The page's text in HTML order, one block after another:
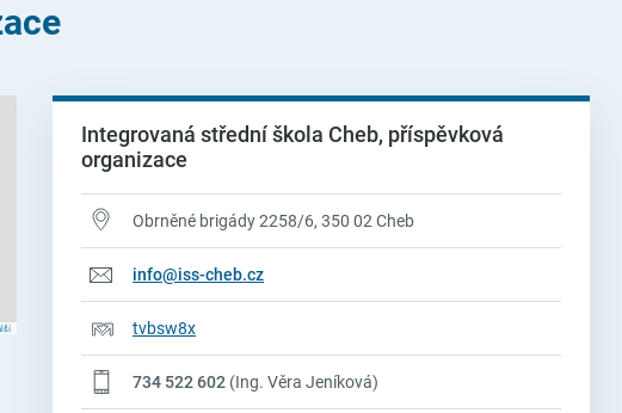
Integrovaná střední škola Cheb, příspěvková
organizace
Obrněné brigády 2258/6, 350 02 Cheb
info@iss-cheb.cz
tvbsw8x
734 522 602 (Ing. Věra Jeníková)